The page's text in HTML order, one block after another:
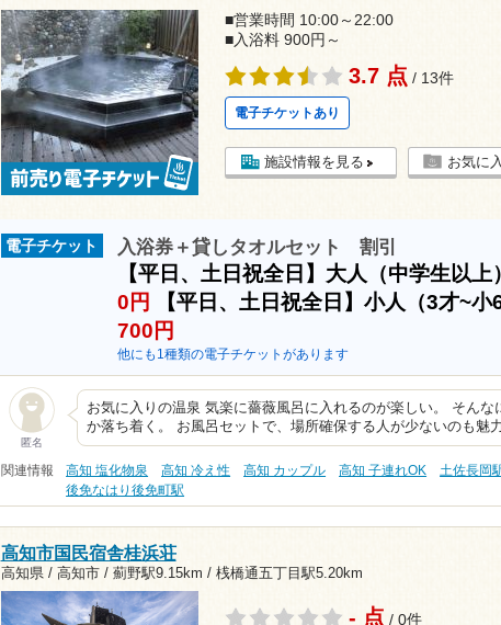
■営業時間 10:00～22:00
■入浴料 900円～
3.7 点 / 13件
電子チケットあり
施設情報を見る お気に
電子チケット 入浴券＋貸しタオルセット 割引
【平日、土日祝全日】大人（中学生以
0円
【平日、土日祝全日】小人（3才~
700円
他にも1種類の電子チケットがあります
匿名
お気に入りの温泉 気楽に薔薇風呂に入れるのが楽しい。 そんな
か落ち着く。 お風呂セットで、場所確保する人が少ないのも魅
関連情報 高知 塩化物泉 高知 冷え性 高知 カップル 高知 子連れOK 土佐長岡
後免なはり後免町駅
高知市国民宿舎桂浜荘
高知県 / 高知市 / 薊野駅9.15km / 桟橋通五丁目駅5.20km
- 点 / 0件